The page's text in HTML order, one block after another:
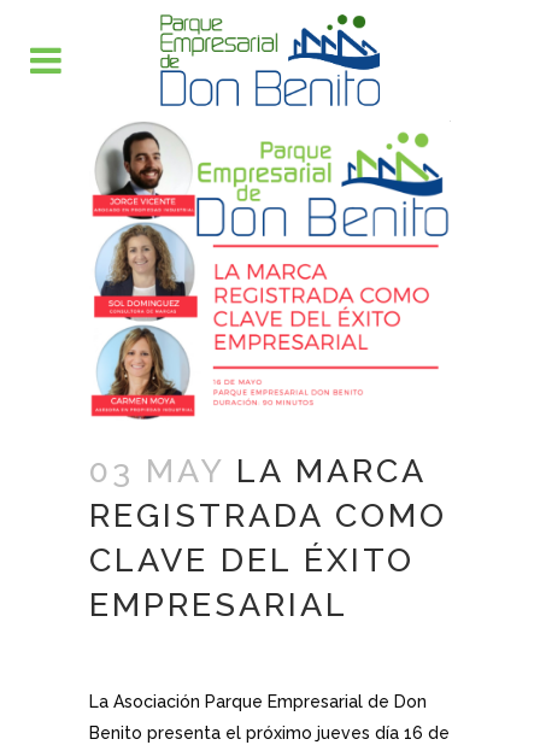
03 MAY LA MARCA
REGISTRADA COMO
CLAVE DEL ÉXITO
EMPRESARIAL
La Asociación Parque Empresarial de Don
Benito presenta el próximo jueves día 16 de